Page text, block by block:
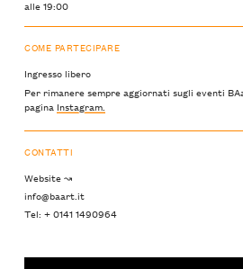
alle 19:00
COME PARTECIPARE
Ingresso libero
Per rimanere sempre aggiornati sugli eventi
pagina Instagram.
CONTATTI
Website ↝
info@baart.it
Tel: + 0141 1490964